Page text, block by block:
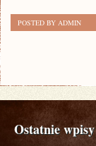
POSTED BY ADMIN
Ostatnie wpisy